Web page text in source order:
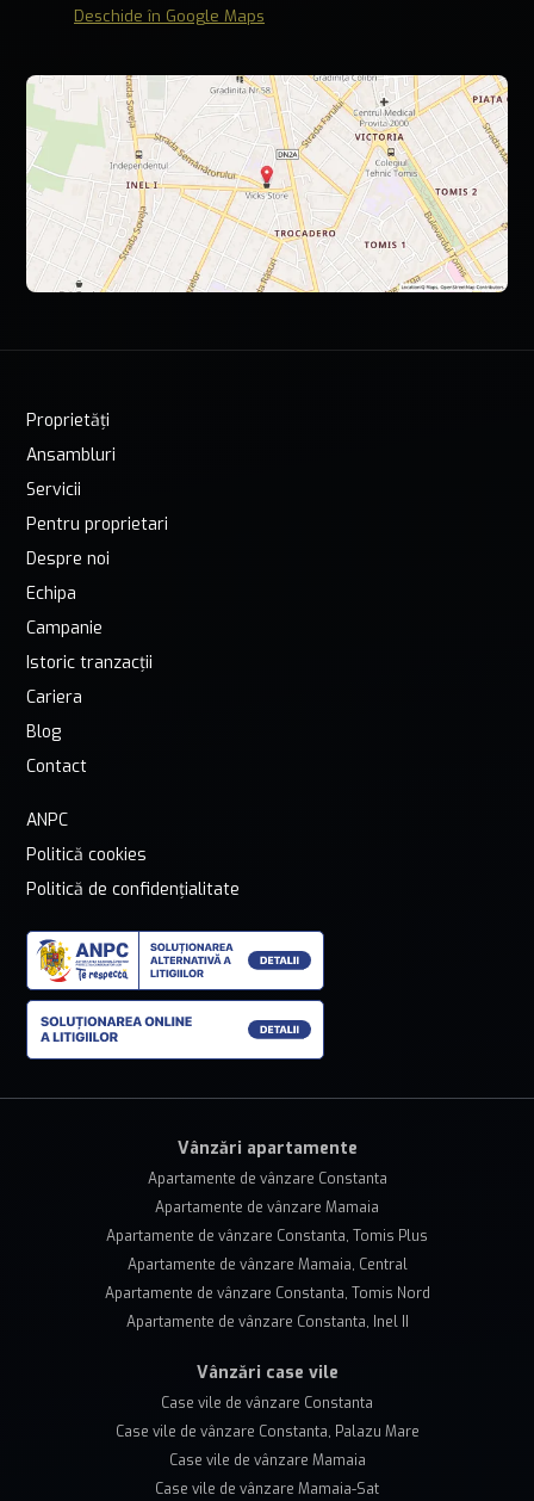
Deschide în Google Maps
Proprietăți
Ansambluri
Servicii
Pentru proprietari
Despre noi
Echipa
Campanie
Istoric tranzacții
Cariera
Blog
Contact
ANPC
Politică cookies
Politică de confidențialitate
Vânzări apartamente
Apartamente de vânzare Constanta
Apartamente de vânzare Mamaia
Apartamente de vânzare Constanta, Tomis Plus
Apartamente de vânzare Mamaia, Central
Apartamente de vânzare Constanta, Tomis Nord
Apartamente de vânzare Constanta, Inel II
Vânzări case vile
Case vile de vânzare Constanta
Case vile de vânzare Constanta, Palazu Mare
Case vile de vânzare Mamaia
Case vile de vânzare Mamaia-Sat